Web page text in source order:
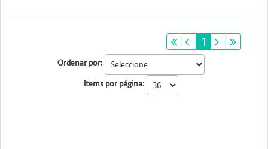
primeiro
anterior
1 próximo
Ordenar por:
Items por página: